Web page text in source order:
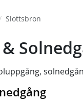
Slottsbron
,